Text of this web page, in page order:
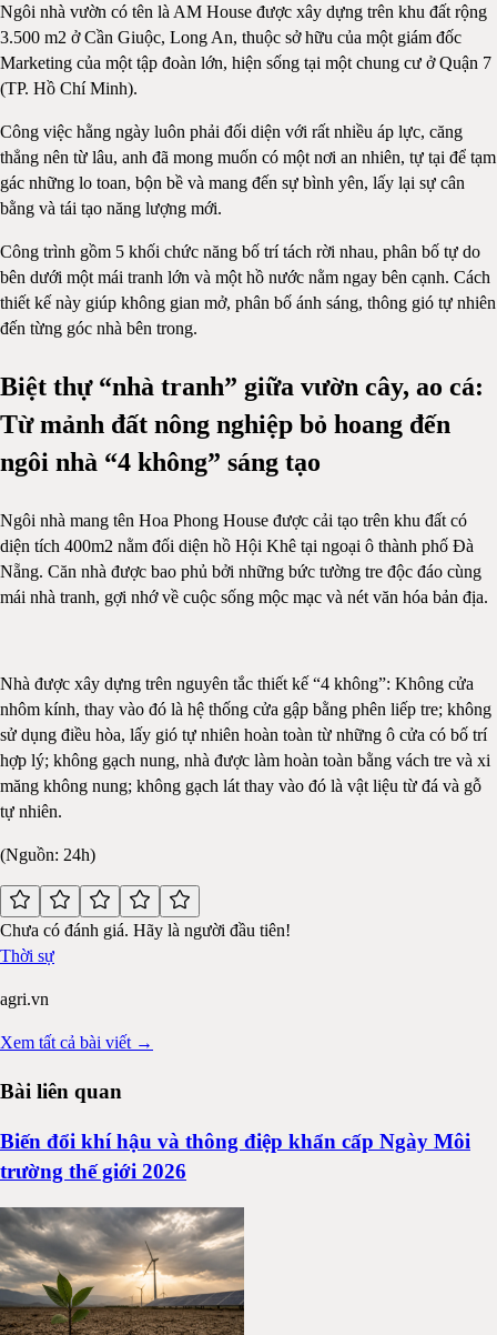
Ngôi nhà vườn có tên là AM House được xây dựng trên khu đất rộng
3.500 m2 ở Cần Giuộc, Long An, thuộc sở hữu của một giám đốc
Marketing của một tập đoàn lớn, hiện sống tại một chung cư ở Quận 7
(TP. Hồ Chí Minh).
Công việc hằng ngày luôn phải đối diện với rất nhiều áp lực, căng
thẳng nên từ lâu, anh đã mong muốn có một nơi an nhiên, tự tại để tạm
gác những lo toan, bộn bề và mang đến sự bình yên, lấy lại sự cân
bằng và tái tạo năng lượng mới.
Công trình gồm 5 khối chức năng bố trí tách rời nhau, phân bố tự do
bên dưới một mái tranh lớn và một hồ nước nằm ngay bên cạnh. Cách
thiết kế này giúp không gian mở, phân bố ánh sáng, thông gió tự nhiên
đến từng góc nhà bên trong.
Biệt thự “nhà tranh” giữa vườn cây, ao cá:
Từ mảnh đất nông nghiệp bỏ hoang đến
ngôi nhà “4 không” sáng tạo
Ngôi nhà mang tên Hoa Phong House được cải tạo trên khu đất có
diện tích 400m2 nằm đối diện hồ Hội Khê tại ngoại ô thành phố Đà
Nẵng. Căn nhà được bao phủ bởi những bức tường tre độc đáo cùng
mái nhà tranh, gợi nhớ về cuộc sống mộc mạc và nét văn hóa bản địa.
Nhà được xây dựng trên nguyên tắc thiết kế “4 không”: Không cửa
nhôm kính, thay vào đó là hệ thống cửa gập bằng phên liếp tre; không
sử dụng điều hòa, lấy gió tự nhiên hoàn toàn từ những ô cửa có bố trí
hợp lý; không gạch nung, nhà được làm hoàn toàn bằng vách tre và xi
măng không nung; không gạch lát thay vào đó là vật liệu từ đá và gỗ
tự nhiên.
(Nguồn: 24h)
Chưa có đánh giá. Hãy là người đầu tiên!
Thời sự
agri.vn
Xem tất cả bài viết →
Bài liên quan
Biến đổi khí hậu và thông điệp khẩn cấp Ngày Môi
trường thế giới 2026